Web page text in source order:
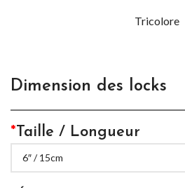
Tricolore
Dimension des locks
* Taille / Longueur